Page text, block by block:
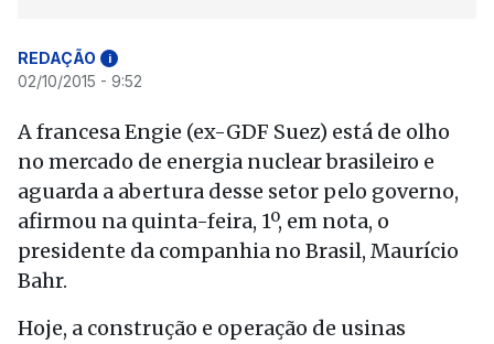
REDAÇÃO i
02/10/2015 - 9:52
A francesa Engie (ex-GDF Suez) está de olho
no mercado de energia nuclear brasileiro e
aguarda a abertura desse setor pelo governo,
afirmou na quinta-feira, 1º, em nota, o
presidente da companhia no Brasil, Maurício
Bahr.
Hoje, a construção e operação de usinas